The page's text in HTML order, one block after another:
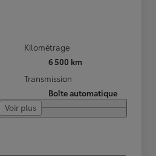
Kilométrage
6 500 km
Transmission
Boîte automatique
Voir plus